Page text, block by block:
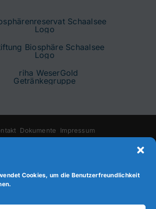
Cookies, um die Benutzerfreundlichkeit
Dokumente
Impressum